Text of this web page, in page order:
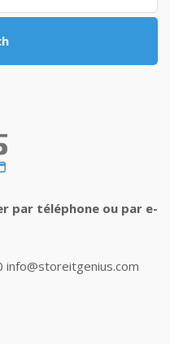
par téléphone ou par e-